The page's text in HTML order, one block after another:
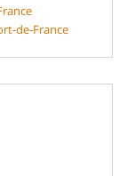
de-France